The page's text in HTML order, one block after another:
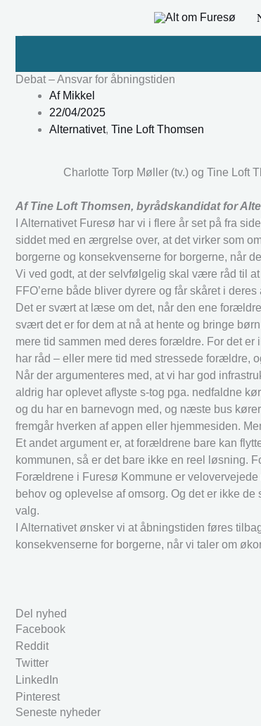
Debat – Ansvar for åbningstiden
AfMikkel
22/04/2025
Alternativet, Tine Loft Thomsen
Charlotte Torp Møller (tv.) og Tine Loft
Af Tine Loft Thomsen, byrådskandidat for
I Alternativet Furesø har vi i flere år set på fra
siddet med en ærgrelse over, at det virker som
borgerne og konsekvenserne for borgerne, når
Vi ved godt, at der selvfølgelig skal være råd til
FFO’erne både bliver dyrere og får skåret i
Det er svært at læse om det, når den ene
svært det er for dem at nå at hente og bringe
mere tid sammen med deres forældre. For det
har råd – eller mere tid med stressede
Når der argumenteres med, at vi har god
aldrig har oplevet aflyste s-tog pga. nedfaldne
og du har en barnevogn med, og næste bus
fremgår hverken af appen eller hjemmesiden.
Et andet argument er, at forældrene bare kan
kommunen, så er det bare ikke en reel løsning.
Forældrene i Furesø Kommune er
behov og oplevelse af omsorg. Og det er ikke
valg.
I Alternativet ønsker vi at åbningstiden føres
konsekvenserne for borgerne, når vi taler om
Del nyhed
Facebook
Reddit
Twitter
LinkedIn
Pinterest
Seneste nyheder